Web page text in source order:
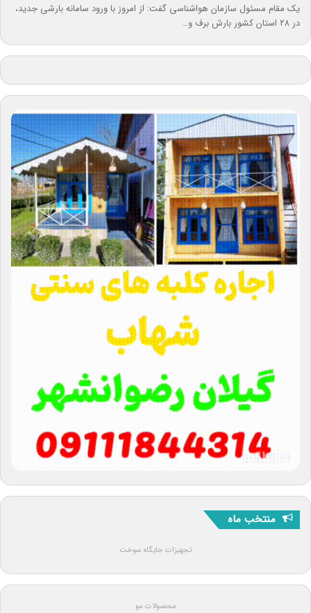
یک مقام مسئول سازمان هواشناسی گفت: از امروز با ورود سامانه بارشی جدید،
در ۲۸ استان کشور بارش برف و…
منتخب ماه
تجهیزات جایگاه سوخت
محصولات مو